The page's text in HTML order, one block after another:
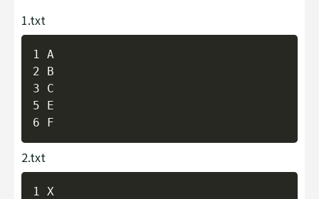
1.txt
1 A
2 B
3 C
5 E
2.txt
1 X